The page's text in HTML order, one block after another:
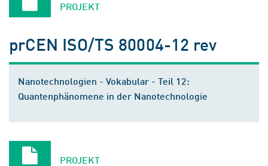
PROJEKT
prCEN ISO/TS 80004-12 rev
Nanotechnologien - Vokabular - Teil 12:
Quantenphänomene in der Nanotechnologie
PROJEKT